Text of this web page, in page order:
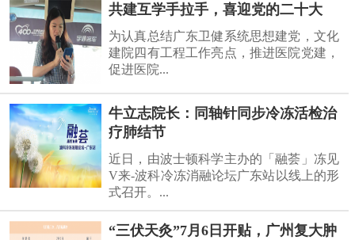
共建互学手拉手，喜迎党的二十大
为认真总结广东卫健系统思想建党，文化
建院四有工程工作亮点，推进医院党建，
促进医院...
牛立志院长：同轴针同步冷冻活检治
疗肺结节
近日，由波士顿科学主办的「融荟」冻见
V来-波科冷冻消融论坛广东站以线上的形
式召开。...
“三伏天灸”7月6日开贴，广州复大肿